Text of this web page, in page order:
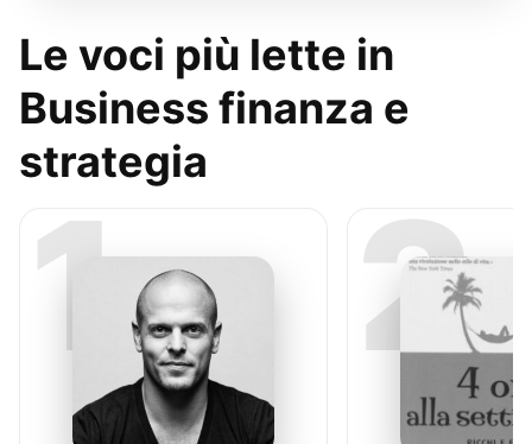
Le voci più lette in
Business finanza e
strategia
1 2